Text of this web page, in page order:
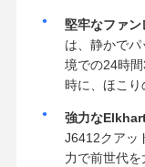
堅牢なファ
は、静かで
境での24時
時に、ほこり
強力な
J6412クアッ
力で前世代